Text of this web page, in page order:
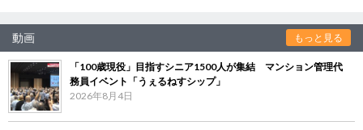
動画 もっと見る
「100歳現役」目指すシニア1500人が集結 マンション管理代
務員イベント「うぇるねすシップ」
2026年8月4日